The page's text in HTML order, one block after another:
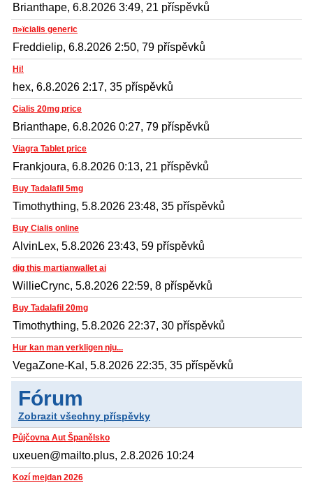
Brianthape, 6.8.2026 3:49, 21 příspěvků
п»їcialis generic
Freddielip, 6.8.2026 2:50, 79 příspěvků
Hi!
hex, 6.8.2026 2:17, 35 příspěvků
Cialis 20mg price
Brianthape, 6.8.2026 0:27, 79 příspěvků
Viagra Tablet price
Frankjoura, 6.8.2026 0:13, 21 příspěvků
Buy Tadalafil 5mg
Timothything, 5.8.2026 23:48, 35 příspěvků
Buy Cialis online
AlvinLex, 5.8.2026 23:43, 59 příspěvků
dig this martianwallet ai
WillieCrync, 5.8.2026 22:59, 8 příspěvků
Buy Tadalafil 20mg
Timothything, 5.8.2026 22:37, 30 příspěvků
Hur kan man verkligen nju...
VegaZone-Kal, 5.8.2026 22:35, 35 příspěvků
Fórum
Zobrazit všechny příspěvky
Půjčovna Aut Španělsko
uxeuen@mailto.plus, 2.8.2026 10:24
Kozí mejdan 2026